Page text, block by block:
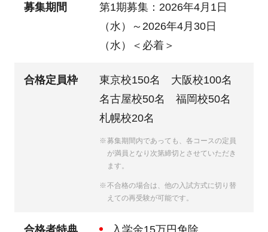
募集期間
第1期募集：2026年4月1日
（水）～2026年4月30日
（水）
＜必着＞
合格定員枠
東京校150名 大阪校100名
名古屋校50名 福岡校50名
札幌校20名
募集期間内であっても、各コースの定員
が満員となり次第締切とさせていただき
ます。
不合格の場合は、他の入試方式に切り替
えての再受験が可能です。
合格者特典 入学金15万円免除